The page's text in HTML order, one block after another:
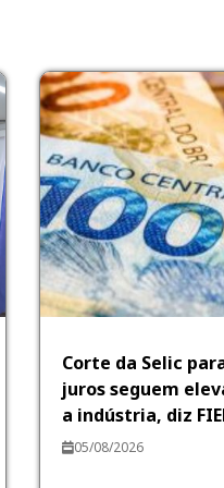
Corte da Selic
juros seguem
a indústria, diz
05/08/2026